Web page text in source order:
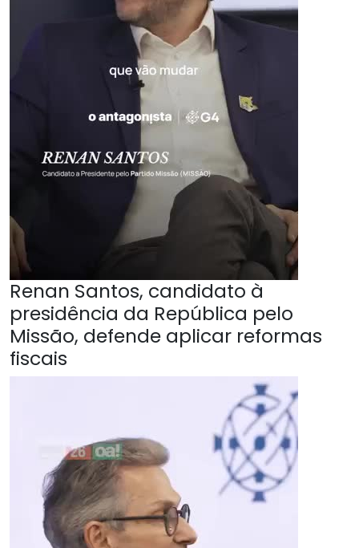
Renan Santos, candidato à
presidência da República pelo
Missão, defende aplicar reformas
fiscais